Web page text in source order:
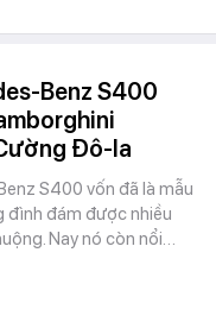
Benz S400
Đô-la
S400 vốn đã là mẫu
đình đám được nhiều
Nay nó còn nổi…